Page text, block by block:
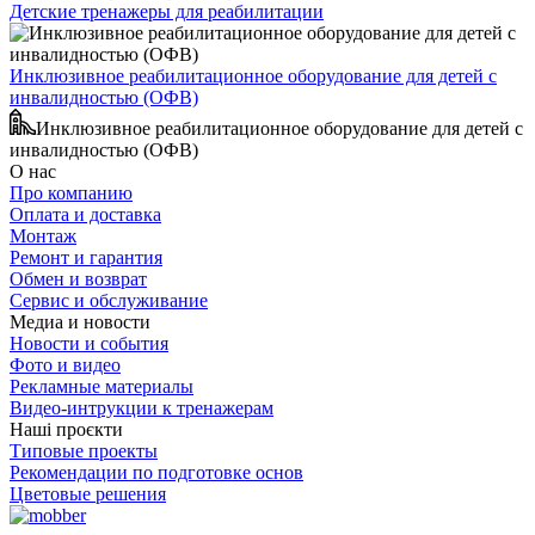
Детские тренажеры для реабилитации
Инклюзивное реабилитационное оборудование для детей с
инвалидностью (ОФВ)
Инклюзивное реабилитационное оборудование для детей с
инвалидностью (ОФВ)
О нас
Про компанию
Оплата и доставка
Монтаж
Ремонт и гарантия
Обмен и возврат
Сервис и обслуживание
Медиа и новости
Новости и события
Фото и видео
Рекламные материалы
Видео-интрукции к тренажерам
Наші проєкти
Типовые проекты
Рекомендации по подготовке основ
Цветовые решения